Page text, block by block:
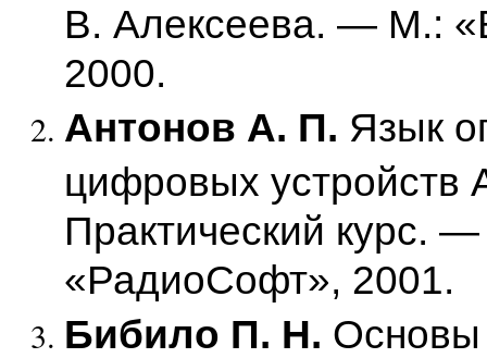
В. Алексеева. — М.:
2000.
Антонов А. П. Язык
цифровых устройств
Практический курс.
«РадиоСофт», 2001.
Бибило П. Н. Основы